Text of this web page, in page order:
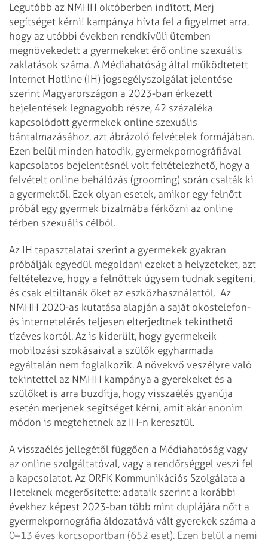
Legutóbb az NMHH októberben indított, Merj
segítséget kérni! kampánya hívta fel a figyelmet arra,
hogy az utóbbi években rendkívüli ütemben
megnövekedett a gyermekeket érő online szexuális
zaklatások száma. A Médiahatóság által működtetett
Internet Hotline (IH) jogsegélyszolgálat jelentése
szerint Magyarországon a 2023-ban érkezett
bejelentések legnagyobb része, 42 százaléka
kapcsolódott gyermekek online szexuális
bántalmazásához, azt ábrázoló felvételek formájában.
Ezen belül minden hatodik, gyermekpornográfiával
kapcsolatos bejelentésnél volt feltételezhető, hogy a
felvételt online behálózás (grooming) során csalták ki
a gyermektől. Ezek olyan esetek, amikor egy felnőtt
próbál egy gyermek bizalmába férkőzni az online
térben szexuális célból.
Az IH tapasztalatai szerint a gyermekek gyakran
próbálják egyedül megoldani ezeket a helyzeteket, azt
feltételezve, hogy a felnőttek úgysem tudnak segíteni,
és csak eltiltanák őket az eszközhasználattól. Az
NMHH 2020-as kutatása alapján a saját okostelefon-
és internet­elérés teljesen elterjedtnek tekinthető
tízéves kortól. Az is kiderült, hogy gyermekeik
mobilozási szokásaival a szülők egyharmada
egyáltalán nem foglalkozik. A növekvő veszélyre való
tekintettel az NMHH kampánya a gyerekeket és a
szülőket is arra buzdítja, hogy visszaélés gyanúja
esetén merjenek segítséget kérni, amit akár anonim
módon is megtehetnek az IH-n keresztül.
A visszaélés jellegétől függően a Médiahatóság vagy
az online szolgáltatóval, vagy a rendőrséggel veszi fel
a kapcsolatot. Az ORFK Kommunikációs Szolgálata a
Heteknek megerősítette: adataik szerint a korábbi
évekhez képest 2023-ban több mint duplájára nőtt a
gyermekpornográfia áldozatává vált gyerekek száma a
0–13 éves korcsoportban (652 eset). Ezen belül a nemi